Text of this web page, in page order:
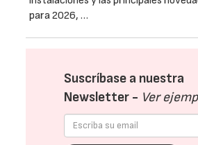
para 2026, …
Suscríbase a nuestra
Newsletter - Ver